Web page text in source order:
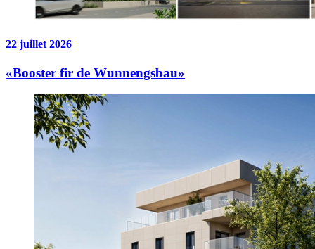
22 juillet 2026
«Booster fir de Wunnengsbau»